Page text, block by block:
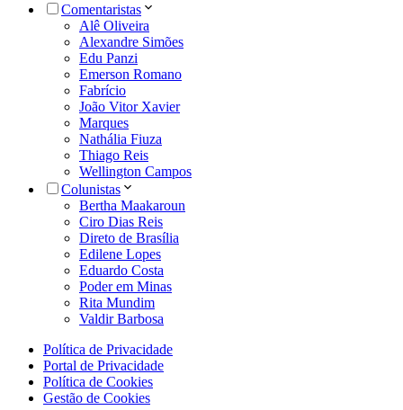
Comentaristas
Alê Oliveira
Alexandre Simões
Edu Panzi
Emerson Romano
Fabrício
João Vitor Xavier
Marques
Nathália Fiuza
Thiago Reis
Wellington Campos
Colunistas
Bertha Maakaroun
Ciro Dias Reis
Direto de Brasília
Edilene Lopes
Eduardo Costa
Poder em Minas
Rita Mundim
Valdir Barbosa
Política de Privacidade
Portal de Privacidade
Política de Cookies
Gestão de Cookies